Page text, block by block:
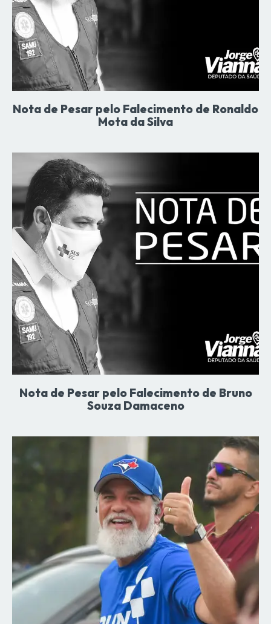
Nota de Pesar pelo Falecimento de Ronaldo
Mota da Silva
Nota de Pesar pelo Falecimento de Bruno
Souza Damaceno